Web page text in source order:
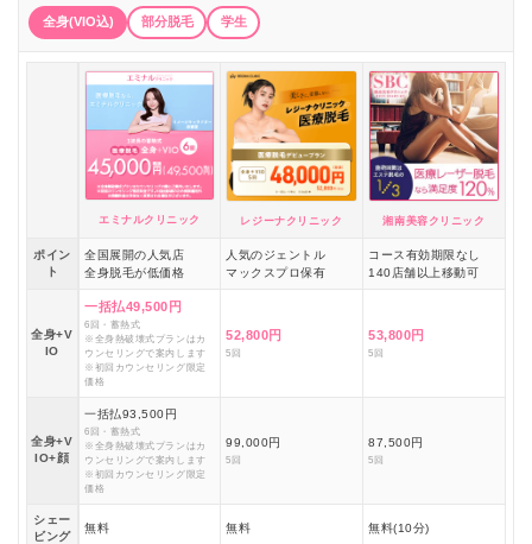
全身(VIO込) 部分脱毛 学生
エミナルクリニック レジーナクリニック 湘南美容クリニック
ポイン
ト
全国展開の人気店
全身脱毛が低価格
人気のジェントル
マックスプロ保有
コース有効期限なし
140店舗以上移動可
全身+V
IO
一括払49,500円
6回・蓄熱式
※全身熱破壊式プランはカ
ウンセリングで案内します
※初回カウンセリング限定
価格
52,800円
5回
53,800円
5回
全身+V
IO+顔
一括払93,500円
6回・蓄熱式
※全身熱破壊式プランはカ
ウンセリングで案内します
※初回カウンセリング限定
価格
99,000円
5回
87,500円
5回
シェー
ビング
無料 無料 無料(10分)